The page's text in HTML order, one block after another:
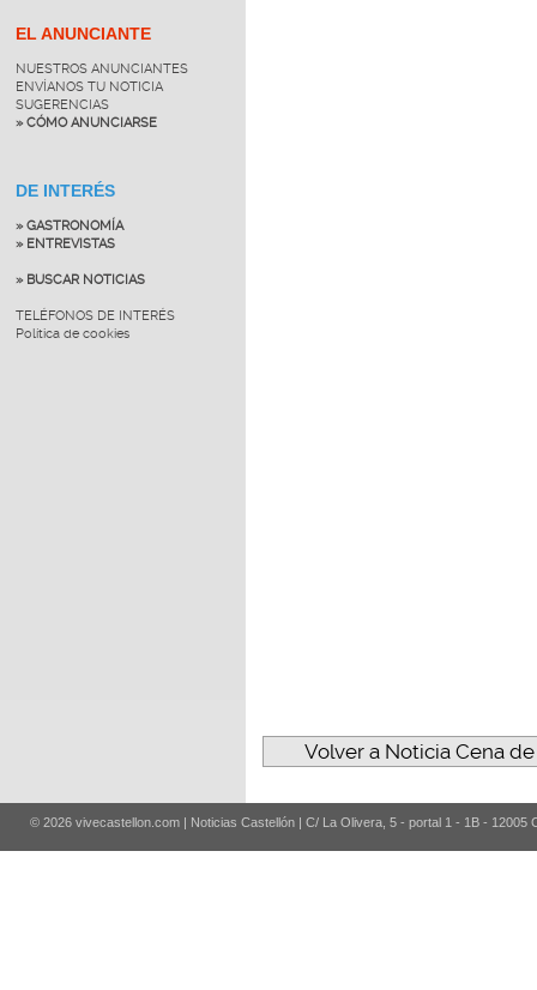
EL ANUNCIANTE
NUESTROS ANUNCIANTES
ENVÍANOS TU NOTICIA
SUGERENCIAS
» CÓMO ANUNCIARSE
DE INTERÉS
» GASTRONOMÍA
» ENTREVISTAS
» BUSCAR NOTICIAS
TELÉFONOS DE INTERÉS
Política de cookies
Volver a Noticia Cena
© 2026 vivecastellon.com | Noticias Castellón | C/ La Olivera, 5 - portal 1 - 1B - 12005